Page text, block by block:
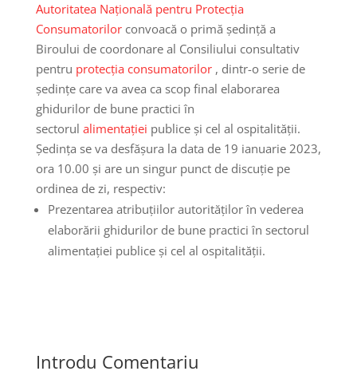
Autoritatea Națională pentru Protecția
Consumatorilorconvoacă o primă ședință a
Biroului de coordonare al Consiliului consultativ
pentru protecția consumatorilor, dintr-o serie de
ședințe care va avea ca scop final elaborarea
ghidurilor de bune practici în
sectorul alimentației publice și cel al ospitalității.
Ședința se va desfășura la data de 19 ianuarie 2023,
ora 10.00 și are un singur punct de discuție pe
ordinea de zi, respectiv:
Prezentarea atribuțiilor autorităților în vederea
elaborării ghidurilor de bune practici în sectorul
alimentației publice și cel al ospitalității.
Introdu Comentariu